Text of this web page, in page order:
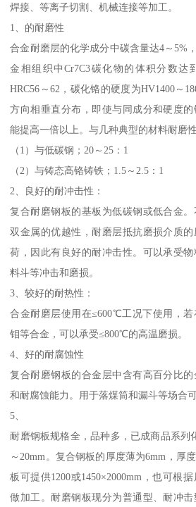
焊接、等离子切割、机械连接等加工。
1、的耐磨性
合金耐磨层的化学成分中碳含量达4～5%
金相组织中Cr7C3碳化物的体积分数达
HRC56～62，碳化铬的硬度为HV1400～
方向相垂直分布，即使与同成分和硬度
能提高一倍以上。与几种典型的材料耐磨
（1）与低碳钢；20～25：1
（2）与铸态高铬铸铁；1.5～2.5：1
2、良好的耐冲击性：
复合耐磨钢板的基板为低碳钢或低合金
双金属的优越性，耐磨层抵抗磨损介质
荷，因此有良好的耐冲击性。可以承受
料斗等冲击和磨损。
3、较好的耐热性：
合金耐磨层使用在≤600℃工况下使用，若
钼等合金，可以承受≤800℃的高温磨损。
4、好的耐腐蚀性
复合耐磨钢板的合金层中含有高百分比
和耐腐蚀能力。用于落煤筒和漏斗等场合
5、
耐磨钢板规格全，品种多，已成商品系列
～20mm。复合钢板的厚度薄为6mm，厚
板可提供1200或1450×2000mm，也可根
做加工。耐磨钢板现分为普通型、耐冲